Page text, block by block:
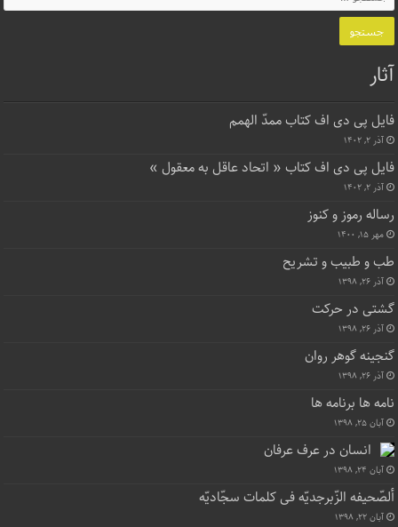
آثار
فایل پی دی اف کتاب ممدّ الهمم
آذر ۲, ۱۴۰۲
فایل پی دی اف کتاب « اتحاد عاقل به معقول »
آذر ۲, ۱۴۰۲
رساله رموز و کنوز
مهر ۱۵, ۱۴۰۰
طب و طبیب و تشریح
آذر ۲۶, ۱۳۹۸
گشتی در حرکت
آذر ۲۶, ۱۳۹۸
گنجینه گوهر روان
آذر ۲۶, ۱۳۹۸
نامه ها برنامه ها
آبان ۲۵, ۱۳۹۸
انسان در عرف عرفان
آبان ۲۴, ۱۳۹۸
ألصّحیفه الزّبرجدیّه فی کلمات سجّادیّه
آبان ۲۲, ۱۳۹۸